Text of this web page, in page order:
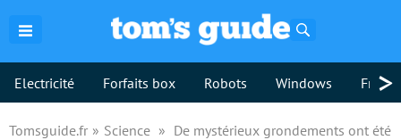
Electricité Forfaits box Robots Windows >
Tomsguide.fr Science
De mystérieux grondements ont été